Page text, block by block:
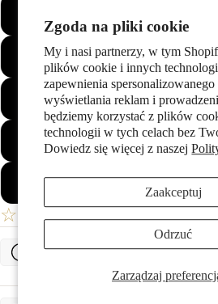
Zgoda na pliki cookie
My i nasi partnerzy, w tym
plików cookie i innych
zapewnienia
wyświetlania reklam i
będziemy korzystać z plików
technologii w tych celach bez
Dowiedz się więcej z naszej
Zarządzaj
Zaakceptuj
Odrzuć
69
70
71
72
☆ Twoja Lista Życzeń
Określ rozmiar pierścionka